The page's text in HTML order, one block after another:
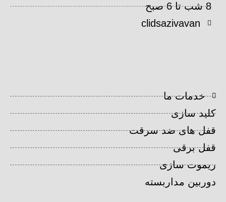
8 شب تا 6 صبح
clidsazivavan
خدمات ما
کلید سازی
قفل های ضد سرقت
قفل برقی
ریموت سازی
دوربین مداربسته